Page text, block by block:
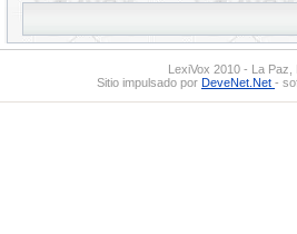
LexiVox 2010 - La Paz,
Sitio impulsado por DeveNet.Net -